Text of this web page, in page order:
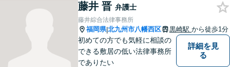
イスを行うことができます。
どんなことでもお気軽にご相
談ください。
藤井 晋 弁護士
藤井綜合法律事務所
福岡県|北九州市八幡西区 黒崎駅 から徒歩1分
初めての方でも気軽に相談の
できる敷居の低い法律事務所
でありたい
詳細を見
る